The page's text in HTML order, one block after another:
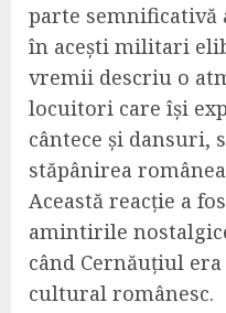
parte semnificativă
în acești militari
vremii descriu o
locuitori care își
cântece și dansuri,
stăpânirea
Această reacție a
amintirile
când Cernăuțiul
cultural românesc.